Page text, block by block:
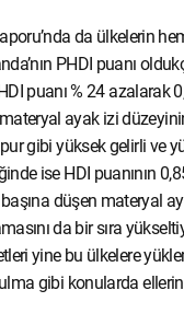
da ülkelerin
PHDI puanı
puanı % 24 azalarak
ayak izi
gibi yüksek gelirli ve
ise HDI puanının
düşen materyal
da bir sıra
yine bu ülkelere
gibi konularda